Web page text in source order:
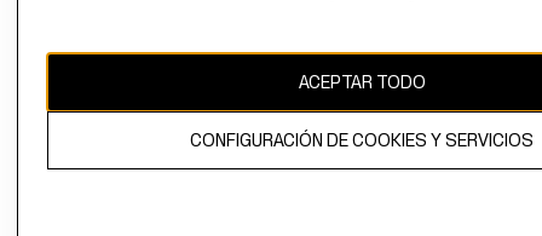
El contenido de esta página web está protegido por copyright y es
ACEPTAR TODO
CONFIGURACIÓN DE COOKIES Y SERVICIOS